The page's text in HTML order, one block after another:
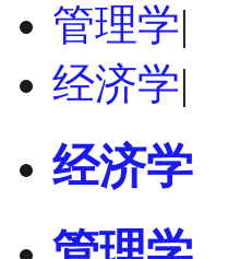
管理学|
经济学|
经济学